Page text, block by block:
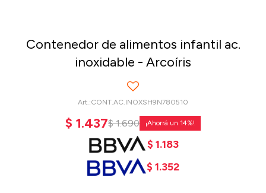
Contenedor de alimentos infantil ac.
inoxidable - Arcoíris
CONT.AC.INOXSH9N780510
$ 1.437$ 1.690 14
$ 1.183
$ 1.352